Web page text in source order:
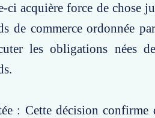
ci acquière force de chose
de commerce ordonnée
les obligations nées
: Cette décision